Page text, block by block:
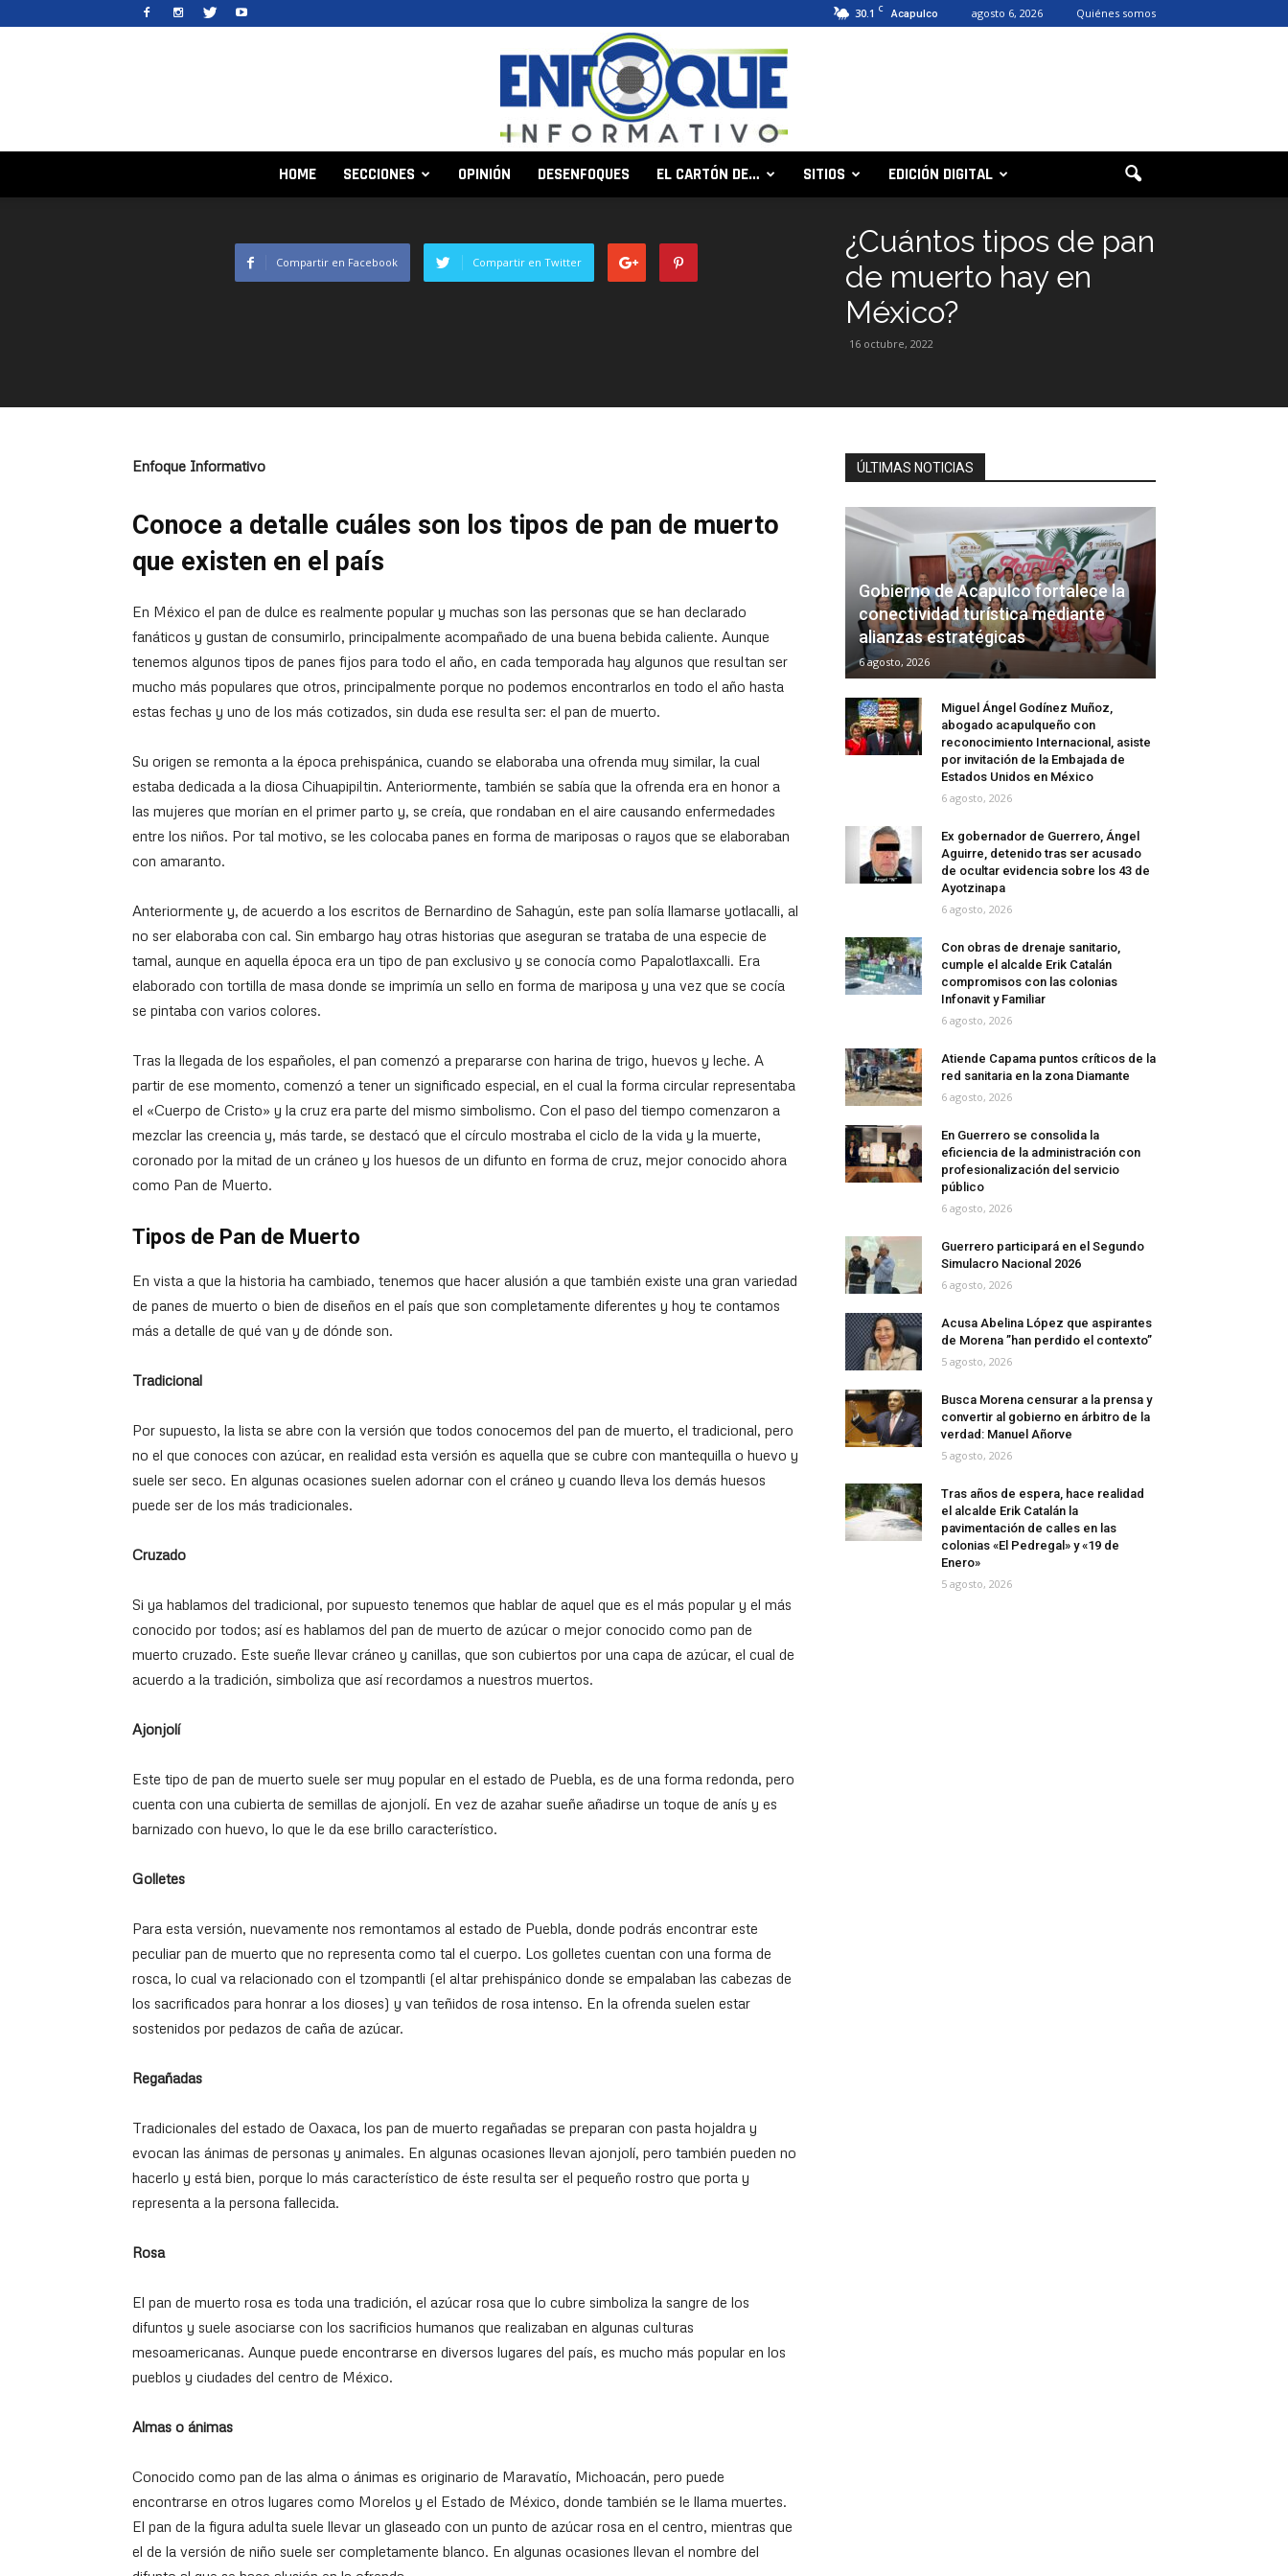
30.1 C Acapulco agosto 6, 2026 Quiénes somos
HOME SECCIONES OPINIÓN DESENFOQUES EL CARTÓN DE… SITIOS EDICIÓN DIGITAL
¿Cuántos tipos de pan
de muerto hay en
México?
16 octubre, 2022
Compartir en Facebook Compartir en Twitter
Enfoque Informativo
Conoce a detalle cuáles son los tipos de pan de muerto
que existen en el país
En México el pan de dulce es realmente popular y muchas son las personas que se han declarado
fanáticos y gustan de consumirlo, principalmente acompañado de una buena bebida caliente. Aunque
tenemos algunos tipos de panes fijos para todo el año, en cada temporada hay algunos que resultan ser
mucho más populares que otros, principalmente porque no podemos encontrarlos en todo el año hasta
estas fechas y uno de los más cotizados, sin duda ese resulta ser: el pan de muerto.
Su origen se remonta a la época prehispánica, cuando se elaboraba una ofrenda muy similar, la cual
estaba dedicada a la diosa Cihuapipiltin. Anteriormente, también se sabía que la ofrenda era en honor a
las mujeres que morían en el primer parto y, se creía, que rondaban en el aire causando enfermedades
entre los niños. Por tal motivo, se les colocaba panes en forma de mariposas o rayos que se elaboraban
con amaranto.
Anteriormente y, de acuerdo a los escritos de Bernardino de Sahagún, este pan solía llamarse yotlacalli, al
no ser elaboraba con cal. Sin embargo hay otras historias que aseguran se trataba de una especie de
tamal, aunque en aquella época era un tipo de pan exclusivo y se conocía como Papalotlaxcalli. Era
elaborado con tortilla de masa donde se imprimía un sello en forma de mariposa y una vez que se cocía
se pintaba con varios colores.
Tras la llegada de los españoles, el pan comenzó a prepararse con harina de trigo, huevos y leche. A
partir de ese momento, comenzó a tener un significado especial, en el cual la forma circular representaba
el «Cuerpo de Cristo» y la cruz era parte del mismo simbolismo. Con el paso del tiempo comenzaron a
mezclar las creencia y, más tarde, se destacó que el círculo mostraba el ciclo de la vida y la muerte,
coronado por la mitad de un cráneo y los huesos de un difunto en forma de cruz, mejor conocido ahora
como Pan de Muerto.
Tipos de Pan de Muerto
En vista a que la historia ha cambiado, tenemos que hacer alusión a que también existe una gran variedad
de panes de muerto o bien de diseños en el país que son completamente diferentes y hoy te contamos
más a detalle de qué van y de dónde son.
Tradicional
Por supuesto, la lista se abre con la versión que todos conocemos del pan de muerto, el tradicional, pero
no el que conoces con azúcar, en realidad esta versión es aquella que se cubre con mantequilla o huevo y
suele ser seco. En algunas ocasiones suelen adornar con el cráneo y cuando lleva los demás huesos
puede ser de los más tradicionales.
Cruzado
Si ya hablamos del tradicional, por supuesto tenemos que hablar de aquel que es el más popular y el más
conocido por todos; así es hablamos del pan de muerto de azúcar o mejor conocido como pan de
muerto cruzado. Este sueñe llevar cráneo y canillas, que son cubiertos por una capa de azúcar, el cual de
acuerdo a la tradición, simboliza que así recordamos a nuestros muertos.
Ajonjolí
Este tipo de pan de muerto suele ser muy popular en el estado de Puebla, es de una forma redonda, pero
cuenta con una cubierta de semillas de ajonjolí. En vez de azahar sueñe añadirse un toque de anís y es
barnizado con huevo, lo que le da ese brillo característico.
Golletes
Para esta versión, nuevamente nos remontamos al estado de Puebla, donde podrás encontrar este
peculiar pan de muerto que no representa como tal el cuerpo. Los golletes cuentan con una forma de
rosca, lo cual va relacionado con el tzompantli (el altar prehispánico donde se empalaban las cabezas de
los sacrificados para honrar a los dioses) y van teñidos de rosa intenso. En la ofrenda suelen estar
sostenidos por pedazos de caña de azúcar.
Regañadas
Tradicionales del estado de Oaxaca, los pan de muerto regañadas se preparan con pasta hojaldra y
evocan las ánimas de personas y animales. En algunas ocasiones llevan ajonjolí, pero también pueden no
hacerlo y está bien, porque lo más característico de éste resulta ser el pequeño rostro que porta y
representa a la persona fallecida.
Rosa
El pan de muerto rosa es toda una tradición, el azúcar rosa que lo cubre simboliza la sangre de los
difuntos y suele asociarse con los sacrificios humanos que realizaban en algunas culturas
mesoamericanas. Aunque puede encontrarse en diversos lugares del país, es mucho más popular en los
pueblos y ciudades del centro de México.
Almas o ánimas
Conocido como pan de las alma o ánimas es originario de Maravatío, Michoacán, pero puede
encontrarse en otros lugares como Morelos y el Estado de México, donde también se le llama muertes.
El pan de la figura adulta suele llevar un glaseado con un punto de azúcar rosa en el centro, mientras que
el de la versión de niño suele ser completamente blanco. En algunas ocasiones llevan el nombre del
ÚLTIMAS NOTICIAS
Gobierno de Acapulco fortalece la
conectividad turística mediante
alianzas estratégicas
6 agosto, 2026
Miguel Ángel Godínez Muñoz,
abogado acapulqueño con
reconocimiento Internacional, asiste
por invitación de la Embajada de
Estados Unidos en México
6 agosto, 2026
Ex gobernador de Guerrero, Ángel
Aguirre, detenido tras ser acusado
de ocultar evidencia sobre los 43 de
Ayotzinapa
6 agosto, 2026
Con obras de drenaje sanitario,
cumple el alcalde Erik Catalán
compromisos con las colonias
Infonavit y Familiar
6 agosto, 2026
Atiende Capama puntos críticos de la
red sanitaria en la zona Diamante
6 agosto, 2026
En Guerrero se consolida la
eficiencia de la administración con
profesionalización del servicio
público
6 agosto, 2026
Guerrero participará en el Segundo
Simulacro Nacional 2026
6 agosto, 2026
Acusa Abelina López que aspirantes
de Morena ”han perdido el contexto”
5 agosto, 2026
Busca Morena censurar a la prensa y
convertir al gobierno en árbitro de la
verdad: Manuel Añorve
5 agosto, 2026
Tras años de espera, hace realidad
el alcalde Erik Catalán la
pavimentación de calles en las
colonias «El Pedregal» y «19 de
Enero»
5 agosto, 2026